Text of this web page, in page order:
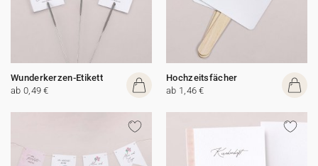
Wunderkerzen-Etikett
ab 0,49 €
Hochzeitsfächer
ab 1,46 €